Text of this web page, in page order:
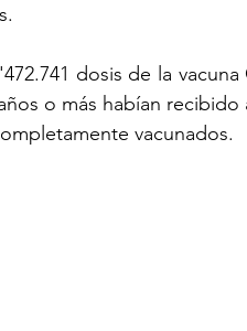
dosis de la vacuna
o más habían recibido
vacunados.